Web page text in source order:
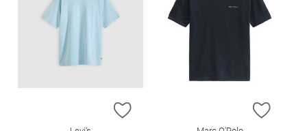
ZUR WUNSCHLISTE HINZUFÜGEN
ZUR